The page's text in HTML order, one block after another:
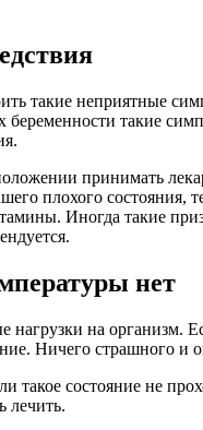
такие неприятные
беременности такие
принимать
плохого
Иногда такие
нет
на организм.
Ничего страшного и
состояние не
лечить.